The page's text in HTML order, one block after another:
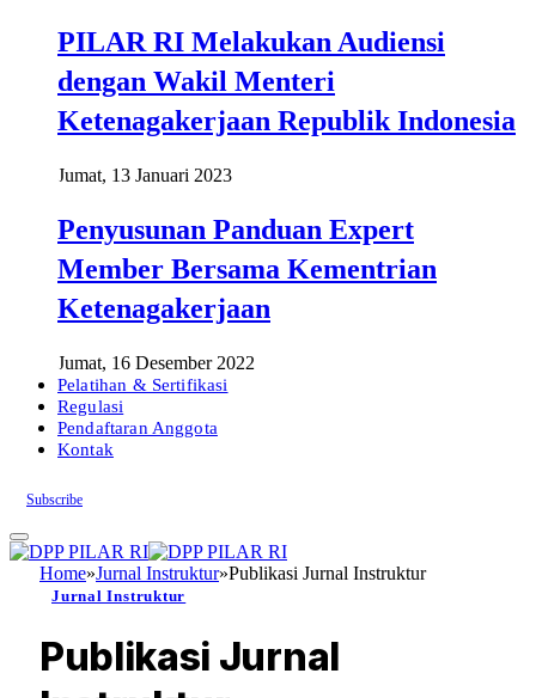
PILAR RI Melakukan Audiensi
dengan Wakil Menteri
Ketenagakerjaan Republik Indonesia
Jumat, 13 Januari 2023
Penyusunan Panduan Expert
Member Bersama Kementrian
Ketenagakerjaan
Jumat, 16 Desember 2022
Pelatihan & Sertifikasi
Regulasi
Pendaftaran Anggota
Kontak
Subscribe
Home»Jurnal Instruktur»Publikasi Jurnal Instruktur
Jurnal Instruktur
Publikasi Jurnal